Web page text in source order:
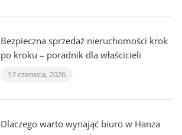
Bezpieczna sprzedaż nieruchomości krok
po kroku – poradnik dla właścicieli
17 czerwca, 2026
Dlaczego warto wynająć biuro w Hanza